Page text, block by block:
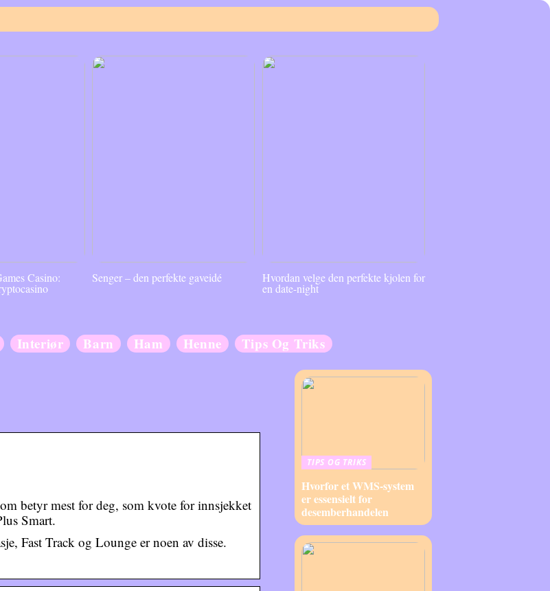
Casino: Senger – den perfekte gaveidé Hvordan velge den perfekte kjolen for
en date-night
Interiør Barn Ham Henne Tips Og Triks
betyr mest for deg, som kvote for innsjekket
Smart.
Fast Track og Lounge er noen av disse.
TIPS OG TRIKS
Hvorfor et WMS-system
er essensielt for
desemberhandelen